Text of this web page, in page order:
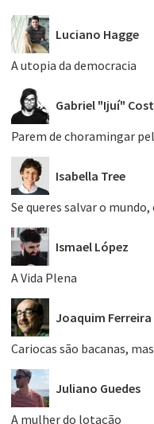
Luciano Hagge
A utopia da democracia
Gabriel "Ijuí"
Parem de choramingar
Isabella Tree
Se queres salvar o
Ismael López
A Vida Plena
Joaquim
Cariocas são bacanas,
Juliano Guedes
A mulher do lotação